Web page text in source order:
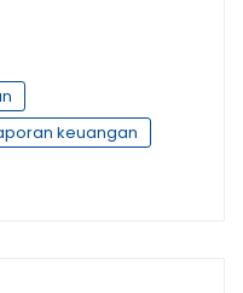
keuangan